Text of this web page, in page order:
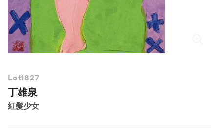
繁體中文
Lot1827
丁雄泉
紅髮少女